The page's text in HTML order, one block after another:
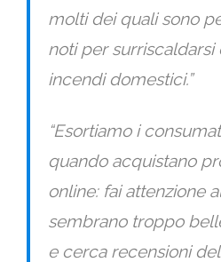
molti dei quali sono
noti per surriscaldarsi
incendi domestici.”
“Esortiamo i
quando acquistano
online: fai attenzione
sembrano troppo
e cerca recensioni